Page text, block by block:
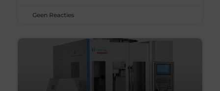
Geen Reacties